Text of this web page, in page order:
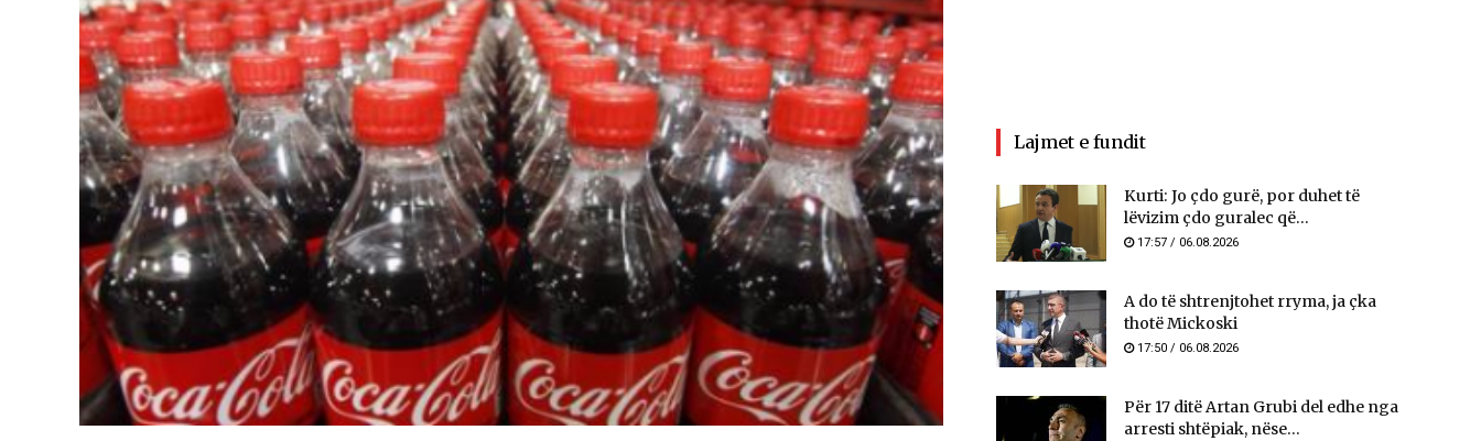
Lajmet e fundit
Kurti: Jo çdo gurë, por duhet të
lëvizim çdo guralec që...
17:57 / 06.08.2026
A do të shtrenjtohet rryma, ja çka
thotë Mickoski
17:50 / 06.08.2026
Për 17 ditë Artan Grubi del edhe nga
arresti shtëpiak, nëse...